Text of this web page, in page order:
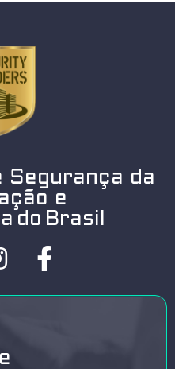
Segurança da
e
do Brasil